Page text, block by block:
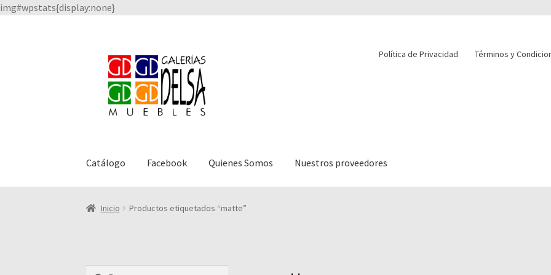
img#wpstats{display:none}
navegación
contenido
Política de Privacidad Términos y
Catálogo Facebook Quienes Somos Nuestros proveedores
Inicio Productos etiquetados “matte”
Buscar: